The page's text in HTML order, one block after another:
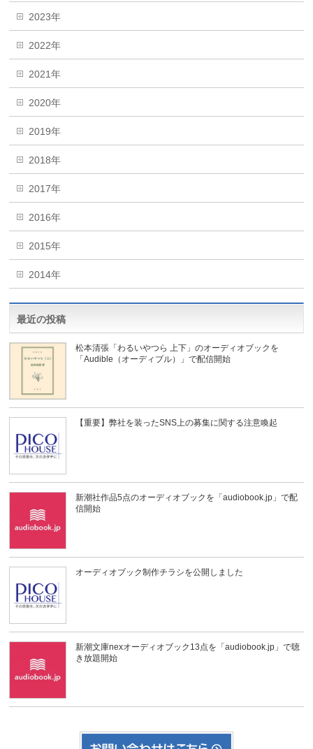
2023年
2022年
2021年
2020年
2019年
2018年
2017年
2016年
2015年
2014年
最近の投稿
松本清張「わるいやつら 上下」のオーディオブックを
「Audible（オーディブル）」で配信開始
【重要】弊社を装ったSNS上の募集に関する注意喚起
新潮社作品5点のオーディオブックを「audiobook.jp」で配
信開始
オーディオブック制作チラシを公開しました
新潮文庫nexオーディオブック13点を「audiobook.jp」で聴
き放題開始